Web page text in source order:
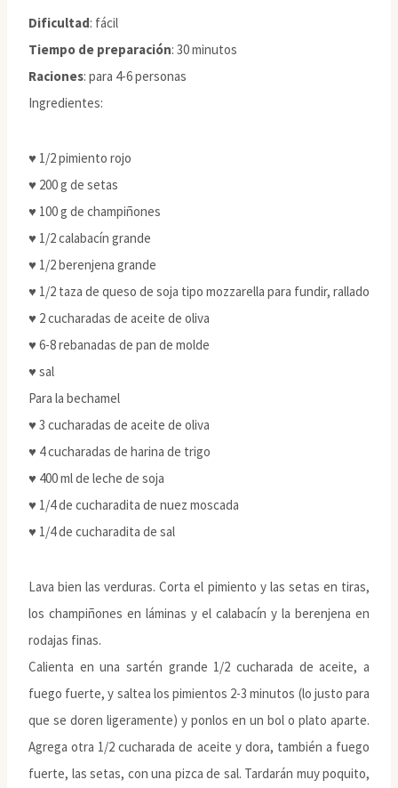
Dificultad: fácil
Tiempo de preparación: 30 minutos
Raciones: para 4-6 personas
Ingredientes:
♥ 1/2 pimiento rojo
♥ 200 g de setas
♥ 100 g de champiñones
♥ 1/2 calabacín grande
♥ 1/2 berenjena grande
♥ 1/2 taza de queso de soja tipo mozzarella para fundir, rallado
♥ 2 cucharadas de aceite de oliva
♥ 6-8 rebanadas de pan de molde
♥ sal
Para la bechamel
♥ 3 cucharadas de aceite de oliva
♥ 4 cucharadas de harina de trigo
♥ 400 ml de leche de soja
♥ 1/4 de cucharadita de nuez moscada
♥ 1/4 de cucharadita de sal
Lava bien las verduras. Corta el pimiento y las setas en tiras,
los champiñones en láminas y el calabacín y la berenjena en
rodajas finas.
Calienta en una sartén grande 1/2 cucharada de aceite, a
fuego fuerte, y saltea los pimientos 2-3 minutos (lo justo para
que se doren ligeramente) y ponlos en un bol o plato aparte.
Agrega otra 1/2 cucharada de aceite y dora, también a fuego
fuerte, las setas, con una pizca de sal. Tardarán muy poquito,